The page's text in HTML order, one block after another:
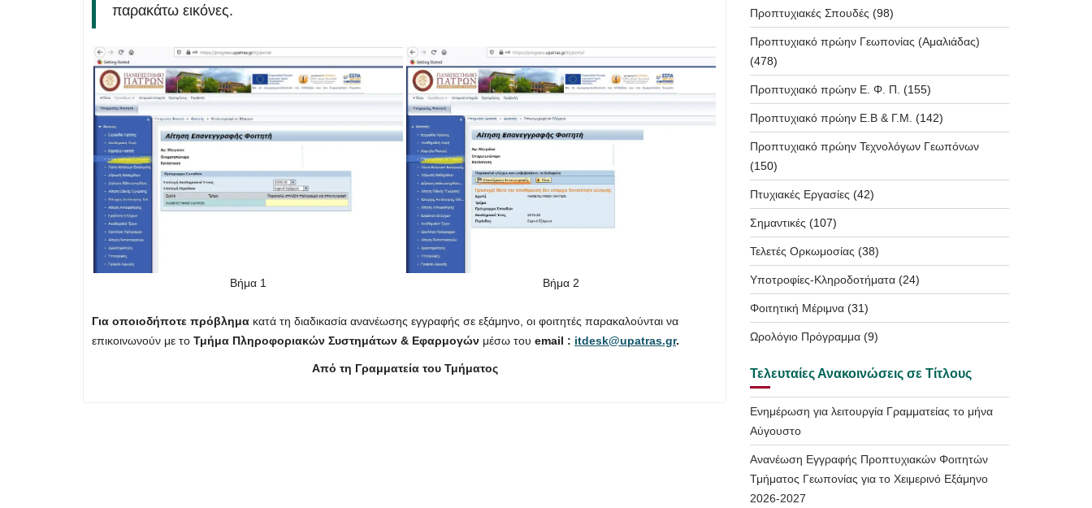
παρακάτω εικόνες.
Βήμα 1 Βήμα 2
Για οποιοδήποτε πρόβλημα κατά τη διαδικασία ανανέωσης εγγραφής σε εξάμηνο, οι φοιτητές παρακαλούνται να
επικοινωνούν με το Τμήμα Πληροφοριακών Συστημάτων & Εφαρμογών μέσω του email : itdesk@upatras.gr.
Από τη Γραμματεία του Τμήματος
Προπτυχιακές Σπουδές (98)
Προπτυχιακό πρώην Γεωπονίας (Αμαλιάδας)
(478)
Προπτυχιακό πρώην Ε. Φ. Π. (155)
Προπτυχιακό πρώην Ε.Β & Γ.Μ. (142)
Προπτυχιακό πρώην Τεχνολόγων Γεωπόνων
(150)
Πτυχιακές Εργασίες (42)
Σημαντικές (107)
Τελετές Ορκωμοσίας (38)
Υποτροφίες-Κληροδοτήματα(24)
Φοιτητική Μέριμνα(31)
Ωρολόγιο Πρόγραμμα(9)
Τελευταίες Ανακοινώσεις σε Τίτλους
Ενημέρωση για λειτουργία Γραμματείας το μήνα
Αύγουστο
Ανανέωση Εγγραφής Προπτυχιακών Φοιτητών
Τμήματος Γεωπονίας για το Χειμερινό Εξάμηνο
2026-2027